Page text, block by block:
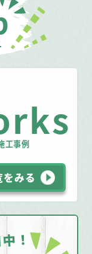
工事例
をみる
！